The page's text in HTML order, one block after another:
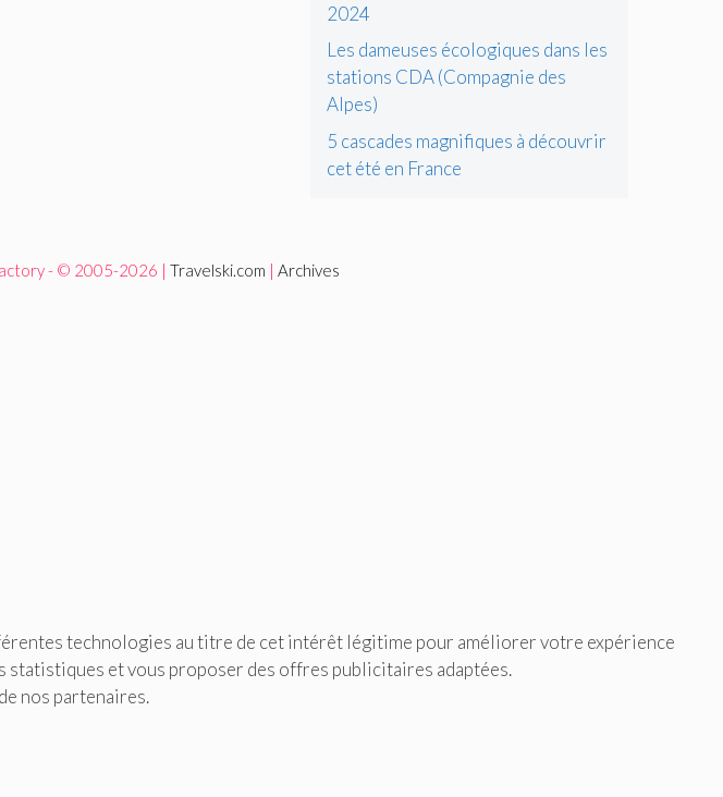
2024
Les dameuses écologiques dans les
stations CDA (Compagnie des
Alpes)
5 cascades magnifiques à découvrir
cet été en France
- © 2005-2026 | Travelski.com | Archives
technologies au titre de cet intérêt légitime pour améliorer votre expérience
statistiques et vous proposer des offres publicitaires adaptées.
nos partenaires.